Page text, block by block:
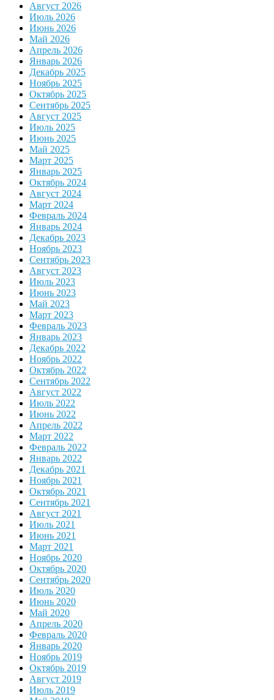
Август 2026
Июль 2026
Июнь 2026
Май 2026
Апрель 2026
Январь 2026
Декабрь 2025
Ноябрь 2025
Октябрь 2025
Сентябрь 2025
Август 2025
Июль 2025
Июнь 2025
Май 2025
Март 2025
Январь 2025
Октябрь 2024
Август 2024
Март 2024
Февраль 2024
Январь 2024
Декабрь 2023
Ноябрь 2023
Сентябрь 2023
Август 2023
Июль 2023
Июнь 2023
Май 2023
Март 2023
Февраль 2023
Январь 2023
Декабрь 2022
Ноябрь 2022
Октябрь 2022
Сентябрь 2022
Август 2022
Июль 2022
Июнь 2022
Апрель 2022
Март 2022
Февраль 2022
Январь 2022
Декабрь 2021
Ноябрь 2021
Октябрь 2021
Сентябрь 2021
Август 2021
Июль 2021
Июнь 2021
Март 2021
Ноябрь 2020
Октябрь 2020
Сентябрь 2020
Июль 2020
Июнь 2020
Май 2020
Апрель 2020
Февраль 2020
Январь 2020
Ноябрь 2019
Октябрь 2019
Август 2019
Июль 2019